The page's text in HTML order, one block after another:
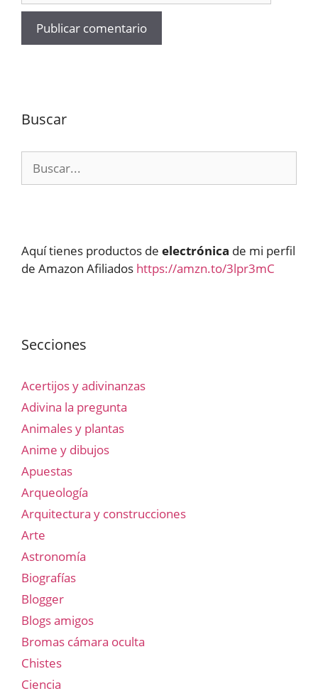
Buscar
Aquí tienes productos de electrónica de mi perfil
de Amazon Afiliados https://amzn.to/3lpr3mC
Secciones
Acertijos y adivinanzas
Adivina la pregunta
Animales y plantas
Anime y dibujos
Apuestas
Arqueología
Arquitectura y construcciones
Arte
Astronomía
Biografías
Blogger
Blogs amigos
Bromas cámara oculta
Chistes
Ciencia